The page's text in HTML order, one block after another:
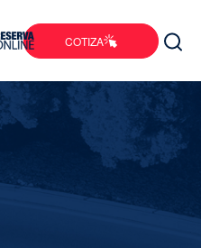
COTIZA